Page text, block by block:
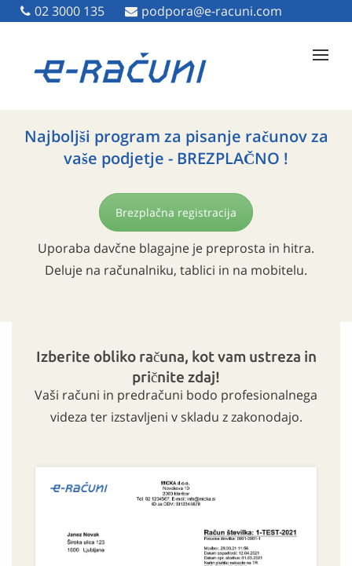
02 3000 135 podpora@e-racuni.com
02 3000 135 podpora@e-racuni.com
Najboljši program za pisanje računov za
vaše podjetje - BREZPLAČNO !
Brezplačna registracija
Uporaba davčne blagajne je preprosta in hitra.
Deluje na računalniku, tablici in na mobitelu.
Izberite obliko računa, kot vam ustreza in
pričnite zdaj!
Vaši računi in predračuni bodo profesionalnega
videza ter izstavljeni v skladu z zakonodajo.